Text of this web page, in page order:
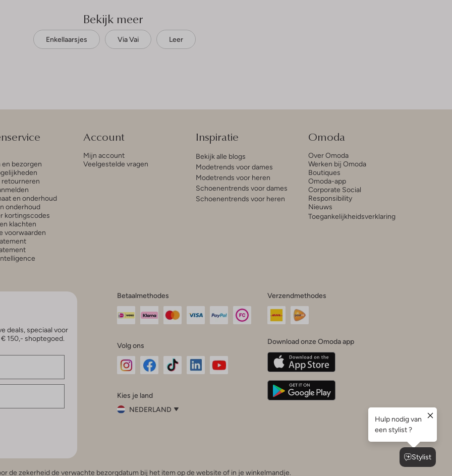
Bekijk meer
Enkellaarsjes Via Vai Leer
en bezorgen
retourneren
en onderhoud
onderhoud
kortingscodes
klachten
voorwaarden
Account
Mijn account
Veelgestelde vragen
Inspiratie
Bekijk alle blogs
Modetrends voor dames
Modetrends voor heren
Schoenentrends voor dames
Schoenentrends voor heren
Omoda
Over Omoda
Werken bij Omoda
Boutiques
Omoda-app
Corporate Social
Responsibility
Nieuws
Toegankelijkheidsverklaring
deals, speciaal voor
150,- shoptegoed.
Betaalmethodes
Volg ons
InstagramFacebook
Kies je land
NEDERLAND
België (Nederlands)
Verzendmethodes
Download onze Omoda app
de zekerheid de verwachte bezorgdatum bij het item op de website of in je winkelmandje.